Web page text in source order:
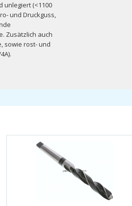
unlegiert (<1100
und Druckguss,
Zusätzlich auch
sowie rost- und